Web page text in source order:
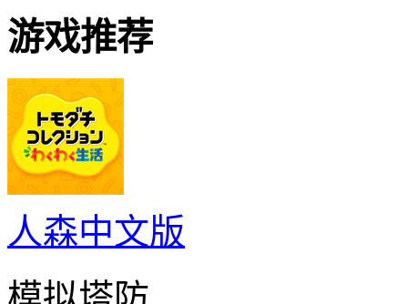
游戏推荐
人森中文版